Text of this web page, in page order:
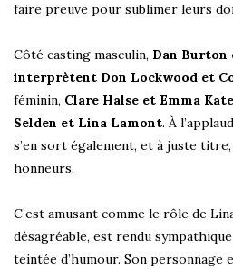
faire preuve pour sublimer leurs
Côté casting masculin, Dan Burton
interprètent Don Lockwood et
féminin, Clare Halse et Emma
Selden et Lina Lamont. À
s’en sort également, et à juste titre,
honneurs.
C’est amusant comme le rôle de
désagréable, est rendu
teintée d’humour. Son personnage